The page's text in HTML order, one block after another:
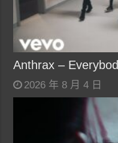
Anthrax –
2026 年 8 月 4 日